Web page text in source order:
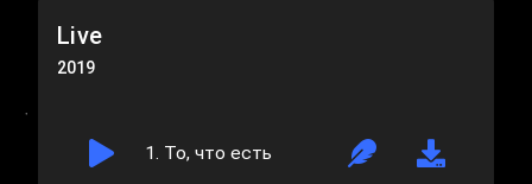
Live
2019
1. То, что есть